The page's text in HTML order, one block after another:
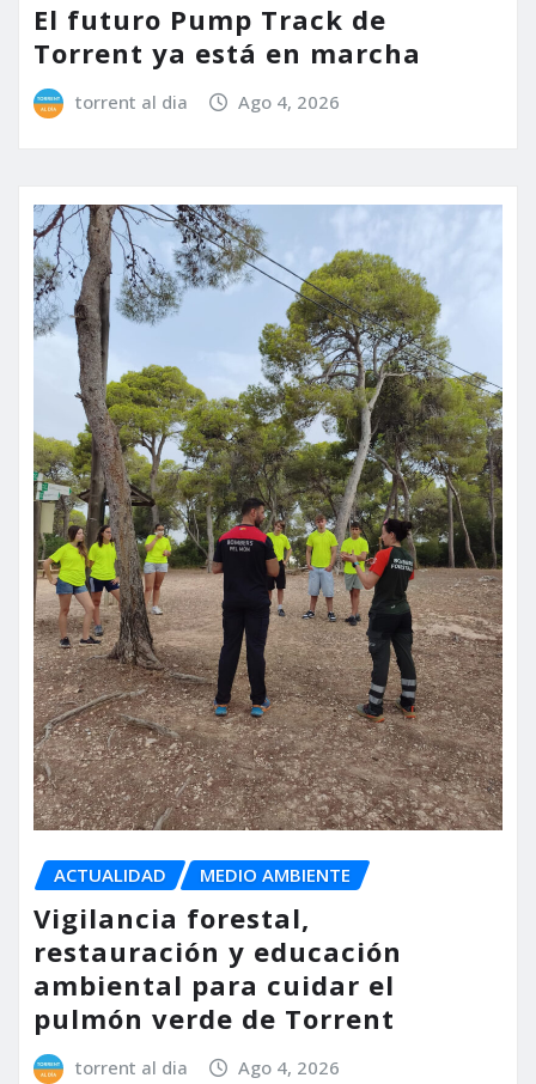
El futuro Pump Track de
Torrent ya está en marcha
torrent al dia Ago 4, 2026
ACTUALIDAD MEDIO AMBIENTE
Vigilancia forestal,
restauración y educación
ambiental para cuidar el
pulmón verde de Torrent
torrent al dia Ago 4, 2026